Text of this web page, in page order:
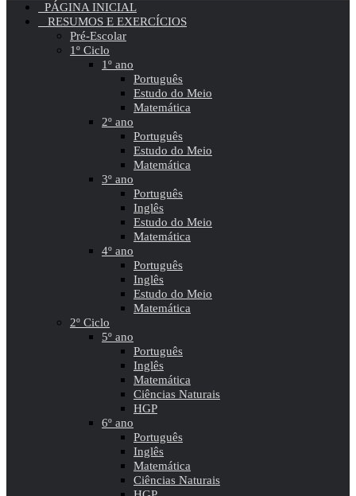
PÁGINA INICIAL
RESUMOS E EXERCÍCIOS
Pré-Escolar
1º Ciclo
1º ano
Português
Estudo do Meio
Matemática
2º ano
Português
Estudo do Meio
Matemática
3º ano
Português
Inglês
Estudo do Meio
Matemática
4º ano
Português
Inglês
Estudo do Meio
Matemática
2º Ciclo
5º ano
Português
Inglês
Matemática
Ciências Naturais
HGP
6º ano
Português
Inglês
Matemática
Ciências Naturais